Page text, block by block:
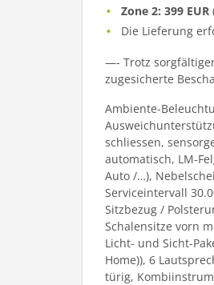
Zone 2: 399 EUR
Die Lieferung
—- Trotz
zugesicherte
Ambiente-
schliessen,
automatisch, LM-
Auto /…),
Serviceintervall
Sitzbezug /
Schalensitze vorn
Licht- und Sicht-
Home)), 6
türig,